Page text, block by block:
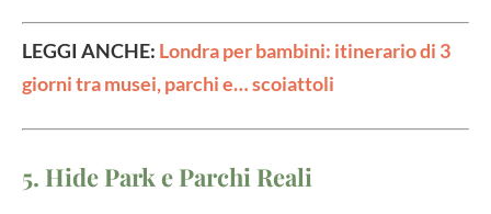
LEGGI ANCHE: Londra per bambini: itinerario di 3
giorni tra musei, parchi e… scoiattoli
5. Hide Park e Parchi Reali